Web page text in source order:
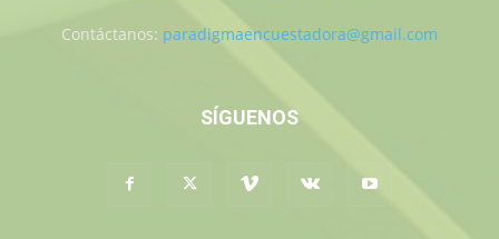
Contáctanos: paradigmaencuestadora@gmail.com
SÍGUENOS